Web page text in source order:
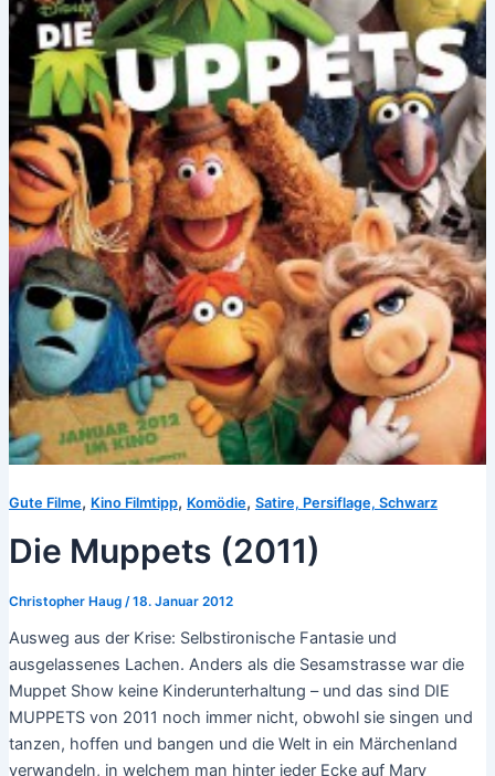
Gute Filme, Kino Filmtipp, Komödie, Satire, Persiflage, Schwarz
Die Muppets (2011)
Christopher Haug /18. Januar 2012
Ausweg aus der Krise: Selbstironische Fantasie und
ausgelassenes Lachen. Anders als die Sesamstrasse war die
Muppet Show keine Kinderunterhaltung – und das sind DIE
MUPPETS von 2011 noch immer nicht, obwohl sie singen und
tanzen, hoffen und bangen und die Welt in ein Märchenland
verwandeln, in welchem man hinter jeder Ecke auf Mary